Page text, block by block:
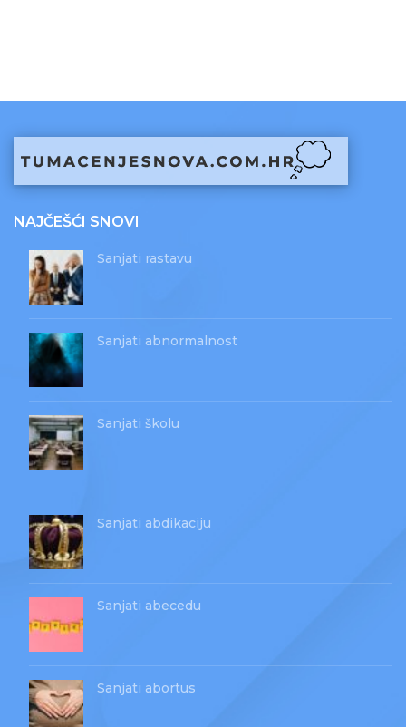
NAJČEŠĆI SNOVI
Sanjati rastavu
Sanjati abnormalnost
Sanjati školu
Sanjati abdikaciju
Sanjati abecedu
Sanjati abortus